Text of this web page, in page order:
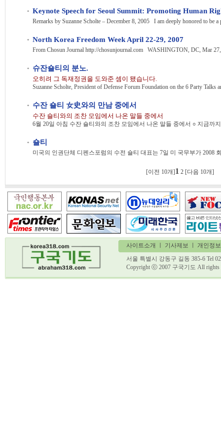
Remarks by Suzanne Scholte – December 8, 2005 I am deeply honored to be a
North Korea Freedom Week April 22-29, 2007
슈잔숄티의 분노.
오히려 그 독재정권을 도와준 셈이 됐습니다.
수잔 숄티 女史와의 만남 중에서
수잔 숄티와의 조찬 모임에서 나온 말들 중에서
숄티
[이전 10개] 1 2[다음 10개]
사이트소개 기사제보 ㅣ 개인정
서울 특별시 강동구 길동 385-6 Tel
Copyright ⓒ 2007 구국기도 All